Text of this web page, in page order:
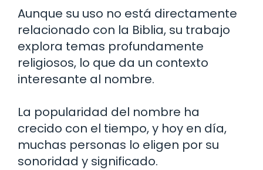
Aunque su uso no está directamente
relacionado con la Biblia, su trabajo
explora temas profundamente
religiosos, lo que da un contexto
interesante al nombre.
La popularidad del nombre ha
crecido con el tiempo, y hoy en día,
muchas personas lo eligen por su
sonoridad y significado.